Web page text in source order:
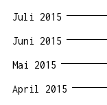
Juli 2015
Juni 2015
Mai 2015
April 2015